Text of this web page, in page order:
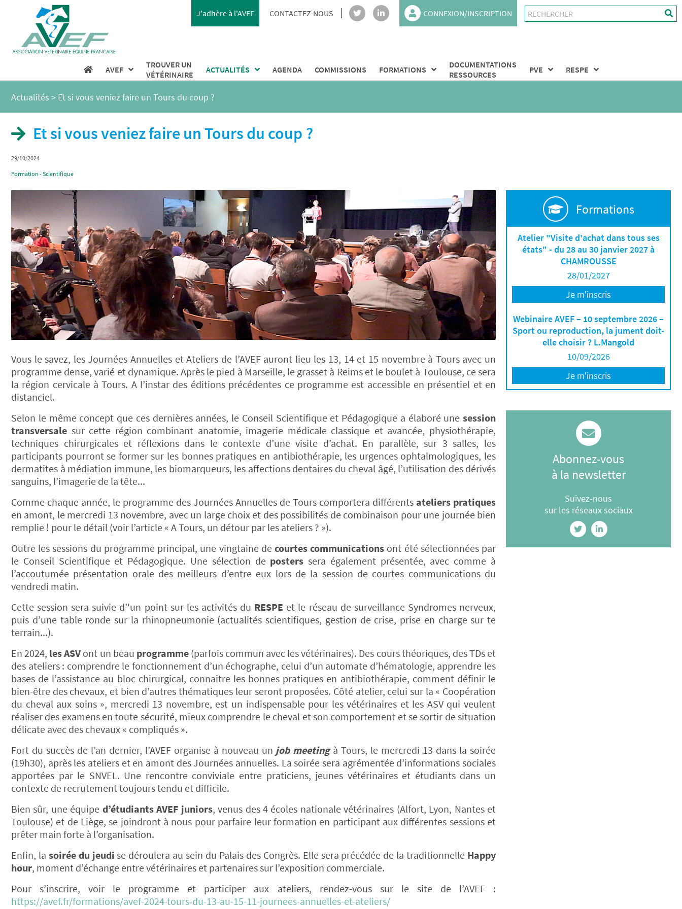
J'adhère à l'AVEF CONTACTEZ-NOUS CONNEXION/INSCRIPTION
AVEF
TROUVER UN
VÉTÉRINAIRE
ACTUALITÉS AGENDA COMMISSIONS FORMATIONS
DOCUMENTATIONS
RESSOURCES
PVE RESPE
Actualités > Et si vous veniez faire un Tours du coup ?
Et si vous veniez faire un Tours du coup ?
29/10/2024
Formation - Scientifique
Vous le savez, les Journées Annuelles et Ateliers de l’AVEF auront lieu les 13, 14 et 15 novembre à Tours avec un
programme dense, varié et dynamique. Après le pied à Marseille, le grasset à Reims et le boulet à Toulouse, ce sera
la région cervicale à Tours. A l’instar des éditions précédentes ce programme est accessible en présentiel et en
distanciel.
Selon le même concept que ces dernières années, le Conseil Scientifique et Pédagogique a élaboré une session
transversale sur cette région combinant anatomie, imagerie médicale classique et avancée, physiothérapie,
techniques chirurgicales et réflexions dans le contexte d’une visite d’achat. En parallèle, sur 3 salles, les
participants pourront se former sur les bonnes pratiques en antibiothérapie, les urgences ophtalmologiques, les
dermatites à médiation immune, les biomarqueurs, les affections dentaires du cheval âgé, l’utilisation des dérivés
sanguins, l’imagerie de la tête...
Comme chaque année, le programme des Journées Annuelles de Tours comportera différents ateliers pratiques
en amont, le mercredi 13 novembre, avec un large choix et des possibilités de combinaison pour une journée bien
remplie ! pour le détail (voir l’article « A Tours, un détour par les ateliers ? »).
Outre les sessions du programme principal, une vingtaine de courtes communications ont été sélectionnées par
le Conseil Scientifique et Pédagogique. Une sélection de posterssera également présentée, avec comme à
l’accoutumée présentation orale des meilleurs d’entre eux lors de la session de courtes communications du
vendredi matin.
Cette session sera suivie d’'un point sur les activités du RESPE et le réseau de surveillance Syndromes nerveux,
puis d’une table ronde sur la rhinopneumonie (actualités scientifiques, gestion de crise, prise en charge sur te
terrain...).
En 2024, les ASV ont un beau programme (parfois commun avec les vétérinaires). Des cours théoriques, des TDs et
des ateliers : comprendre le fonctionnement d’un échographe, celui d’un automate d’hématologie, apprendre les
bases de l’assistance au bloc chirurgical, connaitre les bonnes pratiques en antibiothérapie, comment définir le
bien-être des chevaux, et bien d’autres thématiques leur seront proposées. Côté atelier, celui sur la « Coopération
du cheval aux soins », mercredi 13 novembre, est un indispensable pour les vétérinaires et les ASV qui veulent
réaliser des examens en toute sécurité, mieux comprendre le cheval et son comportement et se sortir de situation
délicate avec des chevaux « compliqués ».
Fort du succès de l’an dernier, l’AVEF organise à nouveau un job meetingà Tours, le mercredi 13 dans la soirée
(19h30), après les ateliers et en amont des Journées annuelles. La soirée sera agrémentée d’informations sociales
apportées par le SNVEL. Une rencontre conviviale entre praticiens, jeunes vétérinaires et étudiants dans un
contexte de recrutement toujours tendu et difficile.
Bien sûr, une équipe d’étudiants AVEF juniors, venus des 4 écoles nationale vétérinaires (Alfort, Lyon, Nantes et
Toulouse) et de Liège, se joindront à nous pour parfaire leur formation en participant aux différentes sessions et
prêter main forte à l’organisation.
Enfin, la soirée du jeudi se déroulera au sein du Palais des Congrès. Elle sera précédée de la traditionnelle Happy
hour, moment d’échange entre vétérinaires et partenaires sur l’exposition commerciale.
Pour s’inscrire, voir le programme et participer aux ateliers, rendez-vous sur le site de l’AVEF :
https://avef.fr/formations/avef-2024-tours-du-13-au-15-11-journees-annuelles-et-ateliers/
Formations
Atelier "Visite d'achat dans tous ses
états" - du 28 au 30 janvier 2027 à
CHAMROUSSE
28/01/2027
Je m'inscris
Webinaire AVEF – 10 septembre 2026 –
Sport ou reproduction, la jument doit-
elle choisir ? L.Mangold
10/09/2026
Je m'inscris
Abonnez-vous
à la newsletter
Suivez-nous
sur les réseaux sociaux